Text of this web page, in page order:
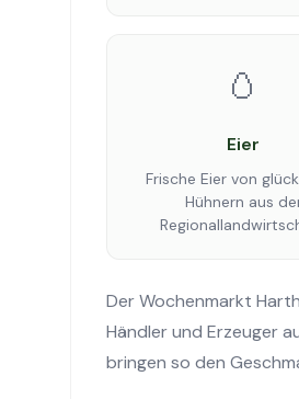
🥚
Eier
Frische Eier von
Hühnern aus
Der Wochenmarkt
Händler und Erzeuger
bringen so den